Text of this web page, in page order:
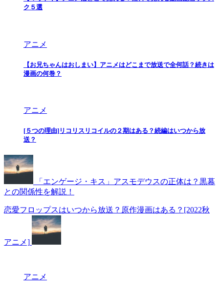
ク５選
アニメ
【お兄ちゃんはおしまい】アニメはどこまで放送で全何話？続きは
漫画の何巻？
アニメ
[５つの理由]リコリスリコイルの２期はある？続編はいつから放
送？
「エンゲージ・キス」アスモデウスの正体は？黒幕
との関係性を解説！
恋愛フロップスはいつから放送？原作漫画はある？[2022秋
アニメ]
アニメ